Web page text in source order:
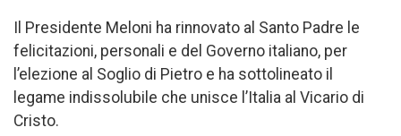
Il Presidente Meloni ha rinnovato al Santo Padre le
felicitazioni, personali e del Governo italiano, per
l’elezione al Soglio di Pietro e ha sottolineato il
legame indissolubile che unisce l’Italia al Vicario di
Cristo.